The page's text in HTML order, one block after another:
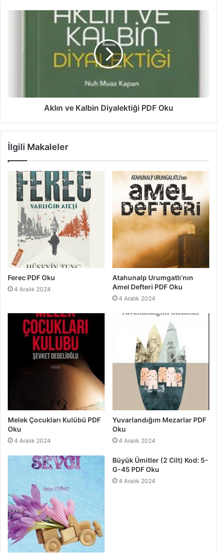
Aklın ve Kalbin Diyalektiği PDF Oku
İlgili Makaleler
Ferec PDF Oku
4 Aralık 2024
Atahunalp Urumgatlı’nın
Amel Defteri PDF Oku
4 Aralık 2024
Melek Çocukları Kulübü PDF
Oku
4 Aralık 2024
Yuvarlandığım Mezarlar PDF
Oku
4 Aralık 2024
Büyük Ümitler (2 Cilt) Kod: 5-
G-45 PDF Oku
4 Aralık 2024